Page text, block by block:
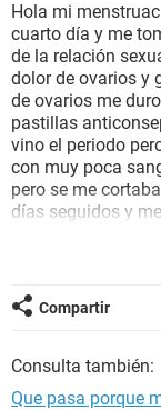
SEXUALIDAD
GLOSARIO
Hola mi
cuarto día y me
de la relación
dolor de ovarios y
de ovarios me
pastillas
vino el periodo
con muy poca
pero se me
días seguidos y
retraso y me
aclaro que estuve
Compartir
Consulta también:
Que pasa porque